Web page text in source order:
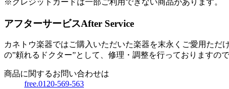
※クレジットカードは一部ご利用できない商品があります。
アフターサービスAfter Service
カネトウ楽器ではご購入いただいた楽器を末永くご愛用た
の”頼れるドクター”として、修理・調整を行っておりますの
商品に関するお問い合わせは
free.0120-569-563